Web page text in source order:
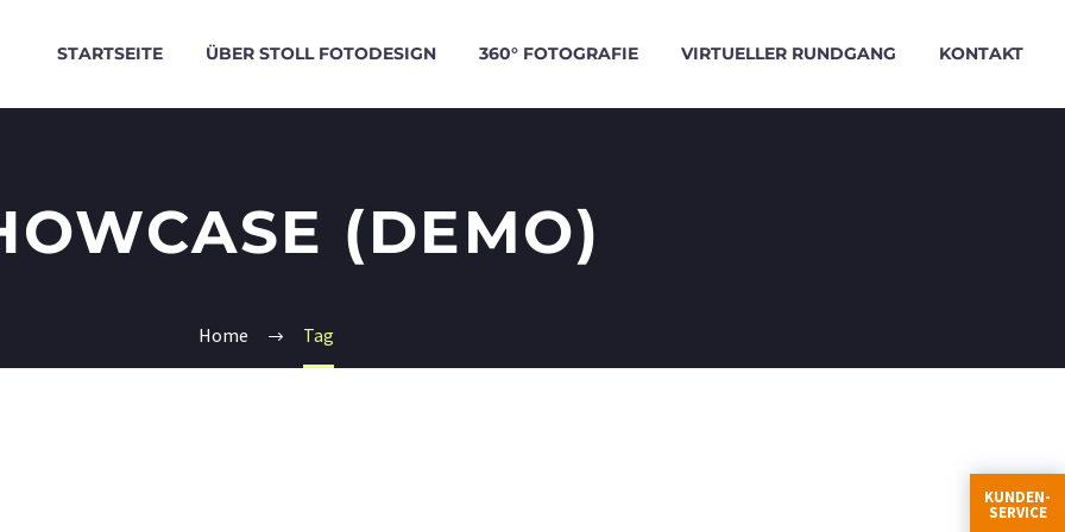
KUNDEN-
SERVICE
STARTSEITE ÜBER STOLL FOTODESIGN 360° FOTOGRAFIE VIRTUELLER RUNDGANG KONTAKT
(DEMO)
Home Tag